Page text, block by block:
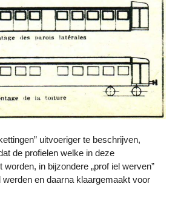
uitvoeriger te beschrijven,
de profielen welke in deze
in bijzondere „prof iel werven”
werden en daarna klaargemaakt voor